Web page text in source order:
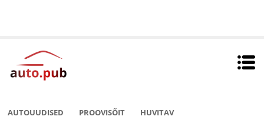
AUTOUUDISED PROOVISÕIT HUVITAV